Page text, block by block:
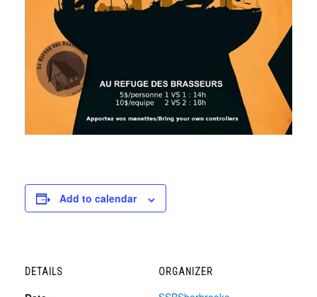
Add to calendar
DETAILS ORGANIZER